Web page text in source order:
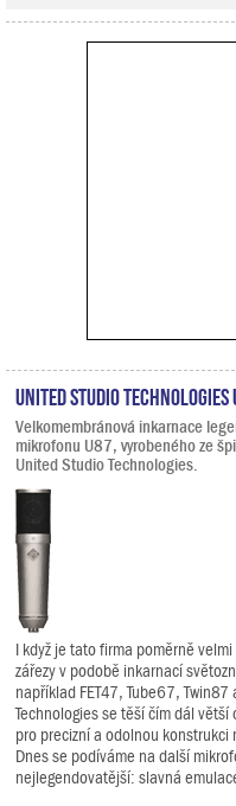
United Studio Technologies
Velkomembránová inkarnace
mikrofonu U87, vyrobeného ze
United Studio Technologies.
I když je tato firma poměrně
zářezy v podobě inkarnací
například FET47, Tube67,
Technologies se těší čím dál
pro precizní a odolnou konstrukci
Dnes se podíváme na další
nejlegendovatější: slavná